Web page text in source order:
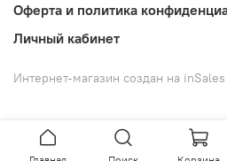
Оферта и политика
Личный кабинет
Интернет-магазин создан на inSales